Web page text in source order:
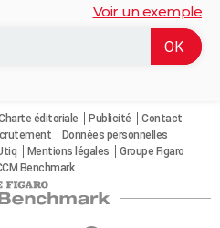
Voir un exemple
éditoriale Publicité
Contact
Données personnelles
Mentions légales
Groupe Figaro
Benchmark